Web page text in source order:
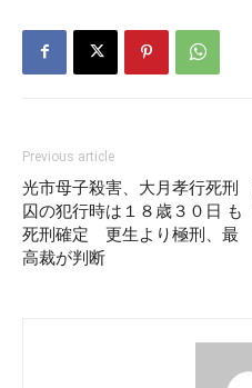
Previous article
光市母子殺害、大月孝行死刑
囚の犯行時は１８歳３０日 も
死刑確定 更生より極刑、最
高裁が判断